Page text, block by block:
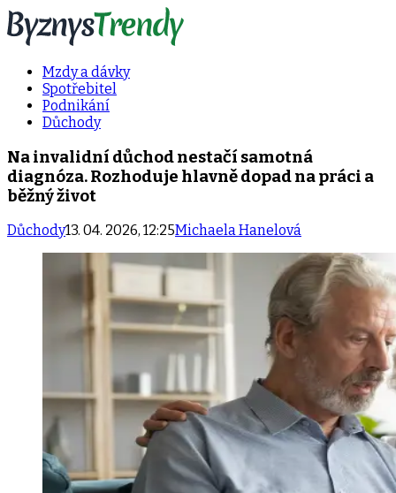
Mzdy a dávky
Spotřebitel
Podnikání
Důchody
Na invalidní důchod nestačí samotná
diagnóza. Rozhoduje hlavně dopad na práci a
běžný život
Důchody13. 04. 2026, 12:25Michaela Hanelová